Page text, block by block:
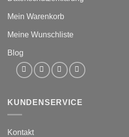
Mein Warenkorb
Meine Wunschliste
Blog
KUNDENSERVICE
Kontakt